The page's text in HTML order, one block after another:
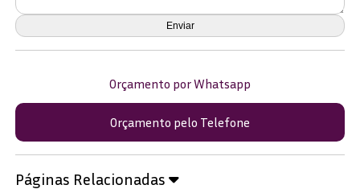
Orçamento por Whatsapp
Orçamento pelo Telefone
Páginas Relacionadas